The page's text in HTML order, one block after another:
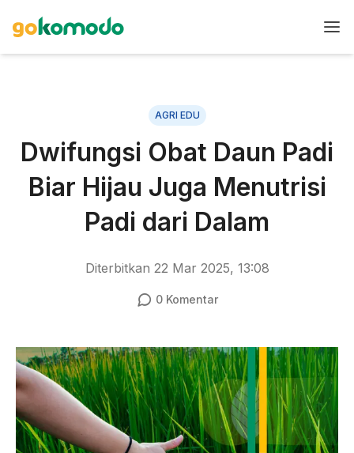
AGRI EDU
Dwifungsi Obat Daun Padi
Biar Hijau Juga Menutrisi
Padi dari Dalam
Diterbitkan 22 Mar 2025, 13:08
0Komentar